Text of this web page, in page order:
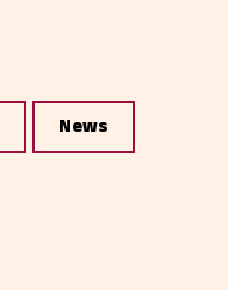
News